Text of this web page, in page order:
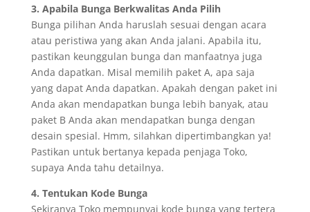
3. Apabila Bunga Berkwalitas Anda Pilih
Bunga pilihan Anda haruslah sesuai dengan acara
atau peristiwa yang akan Anda jalani. Apabila itu,
pastikan keunggulan bunga dan manfaatnya juga
Anda dapatkan. Misal memilih paket A, apa saja
yang dapat Anda dapatkan. Apakah dengan paket ini
Anda akan mendapatkan bunga lebih banyak, atau
paket B Anda akan mendapatkan bunga dengan
desain spesial. Hmm, silahkan dipertimbangkan ya!
Pastikan untuk bertanya kepada penjaga Toko,
supaya Anda tahu detailnya.
4. Tentukan Kode Bunga
Sekiranya Toko mempunyai kode bunga yang tertera